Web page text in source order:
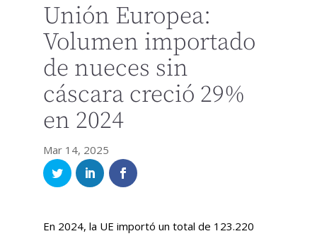
Unión Europea:
Volumen importado
de nueces sin
cáscara creció 29%
en 2024
Mar 14, 2025
En 2024, la UE importó un total de 123.220